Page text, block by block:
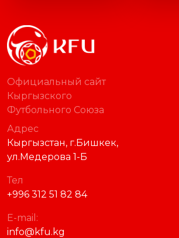
Официальный сайт
Кыргызского
Футбольного Союза
Адрес
Кыргызстан, г.Бишкек,
ул.Медерова 1-Б
Тел
+996 312 51 82 84
E-mail:
info@kfu.kg